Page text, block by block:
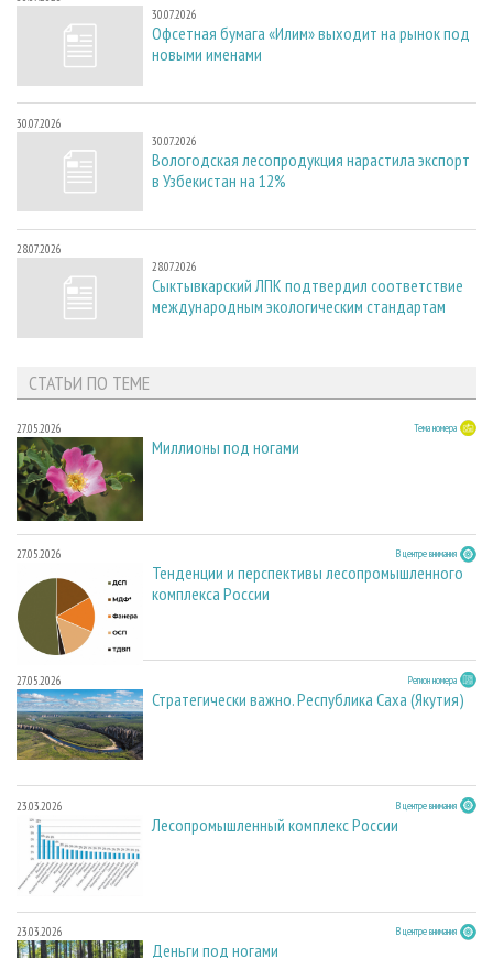
30.07.2026
Офсетная бумага «Илим» выходит на рынок под
новыми именами
30.07.2026
30.07.2026
Вологодская лесопродукция нарастила экспорт
в Узбекистан на 12%
28.07.2026
28.07.2026
Сыктывкарский ЛПК подтвердил соответствие
международным экологическим стандартам
СТАТЬИ ПО ТЕМЕ
27.05.2026 Тема номера
Миллионы под ногами
27.05.2026 В центре внимания
Тенденции и перспективы лесопромышленного
комплекса России
27.05.2026 Регион номера
Стратегически важно. Республика Саха (Якутия)
23.03.2026 В центре внимания
Лесопромышленный комплекс России
23.03.2026 В центре внимания
Деньги под ногами